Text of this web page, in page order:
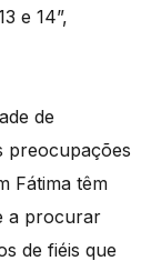
e 14”,
de
preocupações
Fátima têm
a procurar
de fiéis que